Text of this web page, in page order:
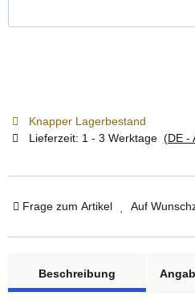
Knapper Lagerbestand
Lieferzeit: 1 - 3 Werktage (DE -
Frage zum Artikel Auf
Beschreibung